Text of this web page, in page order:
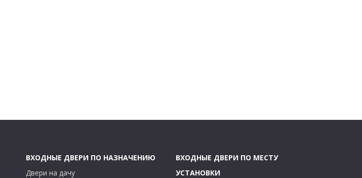
ВХОДНЫЕ ДВЕРИ ПО НАЗНАЧЕНИЮ
Двери на дачу
ВХОДНЫЕ ДВЕРИ ПО МЕСТУ
УСТАНОВКИ